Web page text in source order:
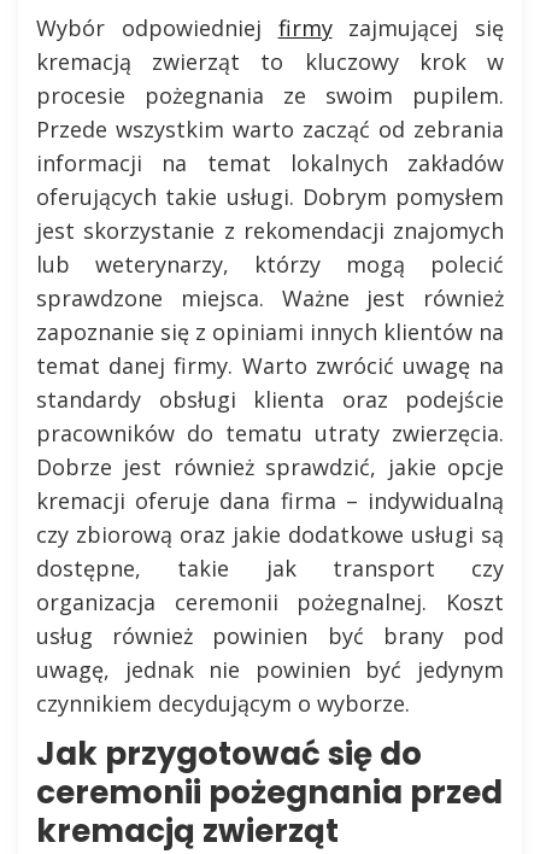
Wybór odpowiedniej firmyzajmującej się
kremacją zwierząt to kluczowy krok w
procesie pożegnania ze swoim pupilem.
Przede wszystkim warto zacząć od zebrania
informacji na temat lokalnych zakładów
oferujących takie usługi. Dobrym pomysłem
jest skorzystanie z rekomendacji znajomych
lub weterynarzy, którzy mogą polecić
sprawdzone miejsca. Ważne jest również
zapoznanie się z opiniami innych klientów na
temat danej firmy. Warto zwrócić uwagę na
standardy obsługi klienta oraz podejście
pracowników do tematu utraty zwierzęcia.
Dobrze jest również sprawdzić, jakie opcje
kremacji oferuje dana firma – indywidualną
czy zbiorową oraz jakie dodatkowe usługi są
dostępne, takie jak transport czy
organizacja ceremonii pożegnalnej. Koszt
usług również powinien być brany pod
uwagę, jednak nie powinien być jedynym
czynnikiem decydującym o wyborze.
Jak przygotować się do
ceremonii pożegnania przed
kremacją zwierząt